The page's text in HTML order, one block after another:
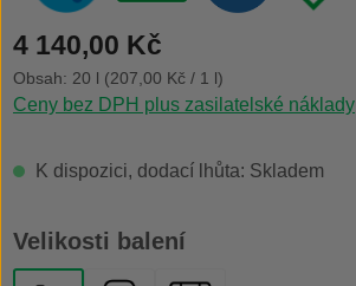
Běžná cena:
4 140,00 Kč
Obsah: 20 l (207,00 Kč / 1 l)
Ceny bez DPH plus zasilatelské náklady
K dispozici, dodací lhůta: Skladem
Vyberte
Velikosti balení